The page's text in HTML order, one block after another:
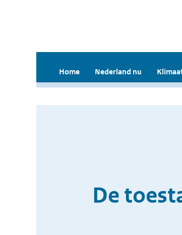
Home Nederland nu
De